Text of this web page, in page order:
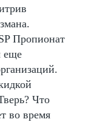
Пропионат
еще
Что
во время